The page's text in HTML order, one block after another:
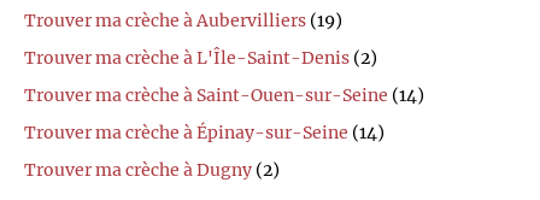
Trouver ma crèche à Aubervilliers (19)
Trouver ma crèche à L'Île-Saint-Denis (2)
Trouver ma crèche à Saint-Ouen-sur-Seine (14)
Trouver ma crèche à Épinay-sur-Seine (14)
Trouver ma crèche à Dugny (2)